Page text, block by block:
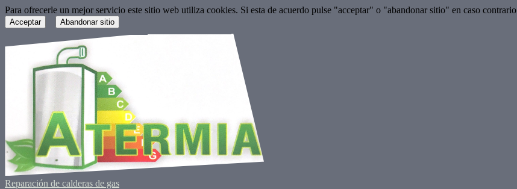
Para ofrecerle un mejor servicio este sitio web utiliza cookies. Si esta de acuerdo pulse "acceptar" o "abandonar sitio" en caso contrario
Acceptar Abandonar sitio
Reparación de calderas de gas